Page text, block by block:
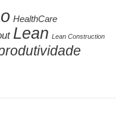
HealthCare
Lean Lean Construction